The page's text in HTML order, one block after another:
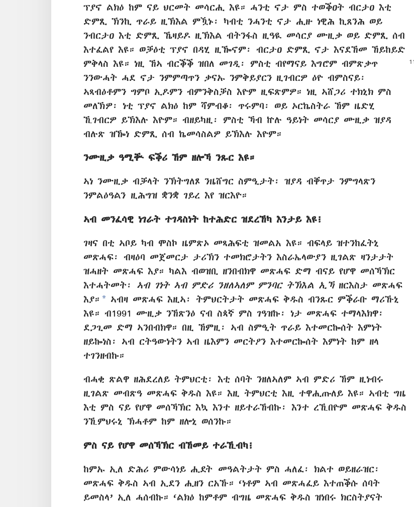
ፕያኖ ልክዕ ከም ናይ ህርመት መሳርሒ እዩ። ሓንቲ ኖታ ምስ ተወቕዐት ብርታዐ እቲ
ድምጺ ኽንኪ ጥራይ ዚኽእል ምዃኑ፡ ካብቲ ንሓንቲ ኖታ ሒዙ ነዊሕ ኪጸንሕ ወይ
ንብርታዐ እቲ ድምጺ ኼዛይዶ ዚኽእል ብትንፋስ ዚዓዪ መሳርያ ሙዚቃ ወይ ድምጺ ሰብ
እተፈልየ እዩ። ወቓዕቲ ፕያኖ በዳሂ ዚዀኖም፡ ብርታዐ ድምጺ ኖታ እናደኸመ ኸይከይድ
ምቅላስ እዩ። ነዚ ኸኣ ብርቕቕ ዝበለ መገዲ፡ ምስቲ ብየማናይ እግሮም ብምጽቃጥ
ንንውሓት ሓደ ኖታ ንምምጣጥን ቃናኡ ንምቅይያርን ዚገብርዎ ዕዮ ብምስናይ፡
ኣጻብዕቶምን ግምቦ ኢዶምን ብምንቅስቓስ እዮም ዚፍጽምዎ። ነዚ ኣሸጋሪ ተክኒክ ምስ
መለኽዎ፡ ነቲ ፕያኖ ልክዕ ከም ሻምብቆ፡ ጥሩምባ፡ ወይ ኦርኬስትራ ኸም ዜድሂ
ኺገብርዎ ይኽእሉ እዮም። ብዘይካዚ፡ ምስቲ ኻብ ኵሉ ዓይነት መሳርያ ሙዚቃ ዝያዳ
ብሉጽ ዝዀነ ድምጺ ሰብ ኬመሳስልዎ ይኽእሉ እዮም።
ንሙዚቃ ዓሚቚ ፍቕሪ ኸም ዘሎኻ ንጹር እዩ።
ኣነ ንሙዚቃ ብቓላት ንኽትግለጾ ንዜሸግር ስምዒታት፡ ዝያዳ ብቐጥታ ንምግላጽን
ንምልዕዓልን ዚሕግዝ ቋንቋ ገይረ እየ ዝርእዮ።
ኣብ መንፈሳዊ ነገራት ተገዳስነት ከተሕድር ዝደረኸካ እንታይ እዩ፧
ገዛና በቲ ኣቦይ ካብ ሞስኮ ዜምጽኦ መጻሕፍቲ ዝመልአ እዩ። ብፍላይ ዝተንከፈትኒ
መጽሓፍ፡ ብዛዕባ መጀመርታ ታሪኽን ተመክሮታትን እስራኤላውያን ዚገልጽ ዛንታታት
ዝሓዘት መጽሓፍ እያ። ካልእ ብወዝቢ ዘንበብክዋ መጽሓፍ ድማ ብናይ የሆዋ መሰኻኽር
እተሓትመት፡ ኣብ ገነት ኣብ ምድሪ ንዘለኣለም ምንባር ትኽእል ኢኻዘርእስታ መጽሓፍ
እያ። a ኣብዛ መጽሓፍ እዚኣ፡ ትምህርትታት መጽሓፍ ቅዱስ ብንጹር ምቕራቡ ማሪኹኒ
እዩ። ብ1991 ሙዚቃ ንኸጽንዕ ናብ ስጳኛ ምስ ገዓዝኩ፡ ነታ መጽሓፍ ተማላእክዋ፡
ደጋጊመ ድማ ኣንበብክዋ። በዚ ኸምዚ፡ ኣብ ስምዒት ጥራይ እተመርኰሰት እምነት
ዘይኰነስ፡ ኣብ ርትዓውነትን ኣብ ዜእምን መርትዖን እተመርኰሰት እምነት ከም ዘላ
ተገንዘብኩ።
ብሓቂ ጽልዋ ዘሕደረለይ ትምህርቲ፡ እቲ ሰባት ንዘለኣለም ኣብ ምድሪ ኸም ዚነብሩ
ዚገልጽ መብጽዓ መጽሓፍ ቅዱስ እዩ። እዚ ትምህርቲ እዚ ተዋሒጡለይ እዩ። ኣብቲ ግዜ
እቲ ምስ ናይ የሆዋ መሰኻኽር እኳ እንተ ዘይተራኸብኩ፡ እንተ ረኺበዮም መጽሓፍ ቅዱስ
ንኺምህሩኒ ኽሓቶም ከም ዘሎኒ ወሰንኩ።
ምስ ናይ የሆዋ መሰኻኽር ብኸመይ ተራኺብካ፧
ከምኡ ኢለ ድሕሪ ምውሳነይ ሒደት መዓልትታት ምስ ሓለፈ፡ ክልተ ወይዘራዝር፡
መጽሓፍ ቅዱስ ኣብ ኢደን ሒዘን ርአኹ። ‘ነቶም ኣብ መጽሓፈይ እተጠቕሱ ሰባት
ይመስላ’ ኢለ ሓሰብኩ። ‘ልክዕ ከምቶም ብግዜ መጽሓፍ ቅዱስ ዝነበሩ ክርስትያናት